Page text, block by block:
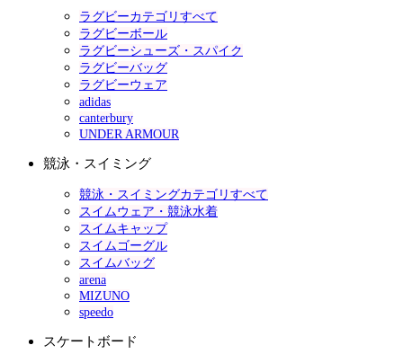
ラグビーカテゴリすべて
ラグビーボール
ラグビーシューズ・スパイク
ラグビーバッグ
ラグビーウェア
adidas
canterbury
UNDER ARMOUR
競泳・スイミング
競泳・スイミングカテゴリすべて
スイムウェア・競泳水着
スイムキャップ
スイムゴーグル
スイムバッグ
arena
MIZUNO
speedo
スケートボード